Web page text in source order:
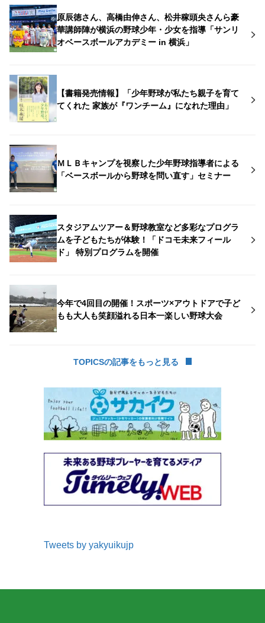
原辰徳さん、高橋由伸さん、松井稼頭央さんら豪
華講師陣が横浜の野球少年・少女を指導「サンリ
オベースボールアカデミー in 横浜」
【書籍発売情報】「少年野球が私たち親子を育て
てくれた 家族が『ワンチーム』になれた理由」
ＭＬＢキャンプを視察した少年野球指導者による
「ベースボールから野球を問い直す」セミナー
スタジアムツアー＆野球教室など多彩なプログラ
ムを子どもたちが体験！「ドコモ未来フィール
ド」 特別プログラムを開催
今年で4回目の開催！スポーツ×アウトドアで子ど
もも大人も笑顔溢れる日本一楽しい野球大会
TOPICSの記事をもっと見る
Tweets by yakyuikujp